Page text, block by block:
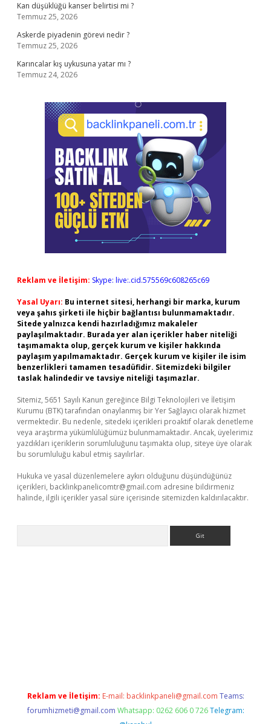
Kan düşüklüğü kanser belirtisi mi ?
Temmuz 25, 2026
Askerde piyadenin görevi nedir ?
Temmuz 25, 2026
Karıncalar kış uykusuna yatar mı ?
Temmuz 24, 2026
Reklam ve İletişim: Skype: live:.cid.575569c608265c69
Yasal Uyarı: Bu internet sitesi, herhangi bir marka, kurum
veya şahıs şirketi ile hiçbir bağlantısı bulunmamaktadır.
Sitede yalnızca kendi hazırladığımız makaleler
paylaşılmaktadır. Burada yer alan içerikler haber niteliği
taşımamakta olup, gerçek kurum ve kişiler hakkında
paylaşım yapılmamaktadır. Gerçek kurum ve kişiler ile isim
benzerlikleri tamamen tesadüfidir. Sitemizdeki bilgiler
taslak halindedir ve tavsiye niteliği taşımazlar.
Sitemiz, 5651 Sayılı Kanun gereğince Bilgi Teknolojileri ve İletişim
Kurumu (BTK) tarafından onaylanmış bir Yer Sağlayıcı olarak hizmet
vermektedir. Bu nedenle, sitedeki içerikleri proaktif olarak denetleme
veya araştırma yükümlülüğümüz bulunmamaktadır. Ancak, üyelerimiz
yazdıkları içeriklerin sorumluluğunu taşımakta olup, siteye üye olarak
bu sorumluluğu kabul etmiş sayılırlar.
Hukuka ve yasal düzenlemelere aykırı olduğunu düşündüğünüz
içerikleri, backlinkpanelicomtr@gmail.com adresine bildirmeniz
halinde, ilgili içerikler yasal süre içerisinde sitemizden kaldırılacaktır.
Reklam ve İletişim: E-mail: backlinkpaneli@gmail.com Teams:
forumhizmeti@gmail.com Whatsapp: 0262 606 0 726 Telegram: